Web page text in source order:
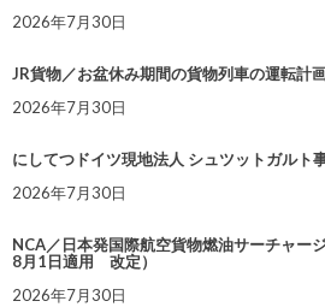
2026年7月30日
JR貨物／お盆休み期間の貨物列車の運転計
2026年7月30日
にしてつドイツ現地法人 シュツットガルト
2026年7月30日
NCA／日本発国際航空貨物燃油サーチャー
8月1日適用 改定）
2026年7月30日